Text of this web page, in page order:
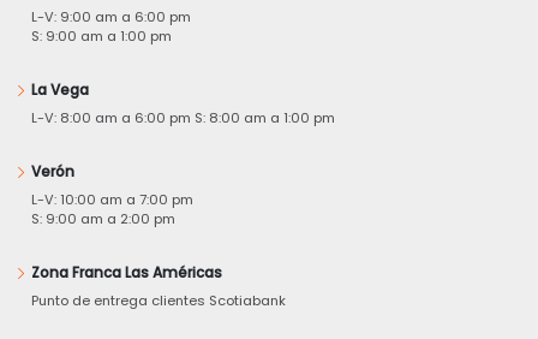
L-V: 9:00 am a 6:00 pm
S: 9:00 am a 1:00 pm
La Vega
L-V: 8:00 am a 6:00 pm S: 8:00 am a 1:00 pm
Verón
L-V: 10:00 am a 7:00 pm
S: 9:00 am a 2:00 pm
Zona Franca Las Américas
Punto de entrega clientes Scotiabank